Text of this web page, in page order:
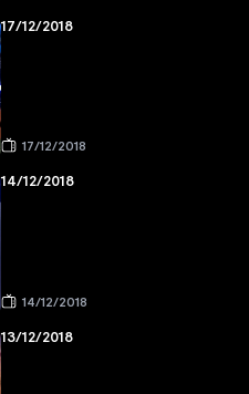
17/12/2018
17/12/2018
14/12/2018
14/12/2018
13/12/2018